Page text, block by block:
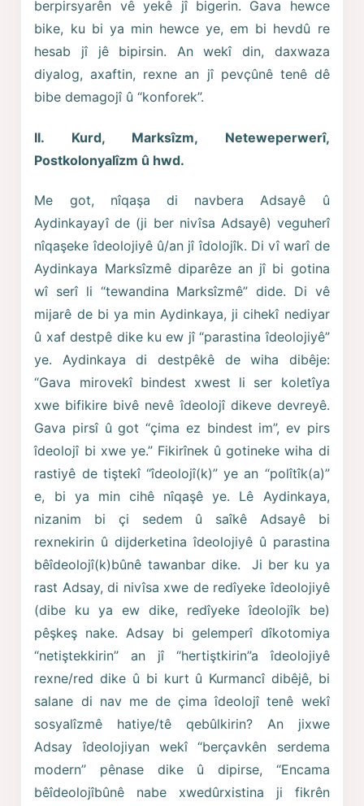
berpirsyarên vê yekê jî bigerin. Gava hewce
bike, ku bi ya min hewce ye, em bi hevdû re
hesab jî jê bipirsin. An wekî din, daxwaza
diyalog, axaftin, rexne an jî pevçûnê tenê dê
bibe demagojî û “konforek”.
II. Kurd, Marksîzm, Neteweperwerî,
Postkolonyalîzm û hwd.
Me got, nîqaşa di navbera Adsayê û
Aydinkayayî de (ji ber nivîsa Adsayê) veguherî
nîqaşeke îdeolojiyê û/an jî îdolojîk. Di vî warî de
Aydinkaya Marksîzmê diparêze an jî bi gotina
wî serî li “tewandina Marksîzmê” dide. Di vê
mijarê de bi ya min Aydinkaya, ji cihekî nediyar
û xaf destpê dike ku ew jî “parastina îdeolojiyê”
ye. Aydinkaya di destpêkê de wiha dibêje:
“Gava mirovekî bindest xwest li ser koletîya
xwe bifikire bivê nevê îdeolojî dikeve devreyê.
Gava pirsî û got “çima ez bindest im”, ev pirs
îdeolojî bi xwe ye.” Fikirînek û gotineke wiha di
rastiyê de tiştekî “îdeolojî(k)” ye an “polîtîk(a)”
e, bi ya min cihê nîqaşê ye. Lê Aydinkaya,
nizanim bi çi sedem û saîkê Adsayê bi
rexnekirin û dijderketina îdeolojiyê û parastina
bêîdeolojî(k)bûnê tawanbar dike. Ji ber ku ya
rast Adsay, di nivîsa xwe de redîyeke îdeolojiyê
(dibe ku ya ew dike, redîyeke îdeolojîk be)
pêşkeş nake. Adsay bi gelemperî dîkotomiya
“netiştekkirin” an jî “hertiştkirin”a îdeolojiyê
rexne/red dike û bi kurt û Kurmancî dibêjê, bi
salane di nav me de çima îdeolojî tenê wekî
sosyalîzmê hatiye/tê qebûlkirin? An jixwe
Adsay îdeolojiyan wekî “berçavkên serdema
modern” pênase dike û dipirse, “Encama
bêîdeolojîbûnê nabe xwedûrxistina ji fikrên